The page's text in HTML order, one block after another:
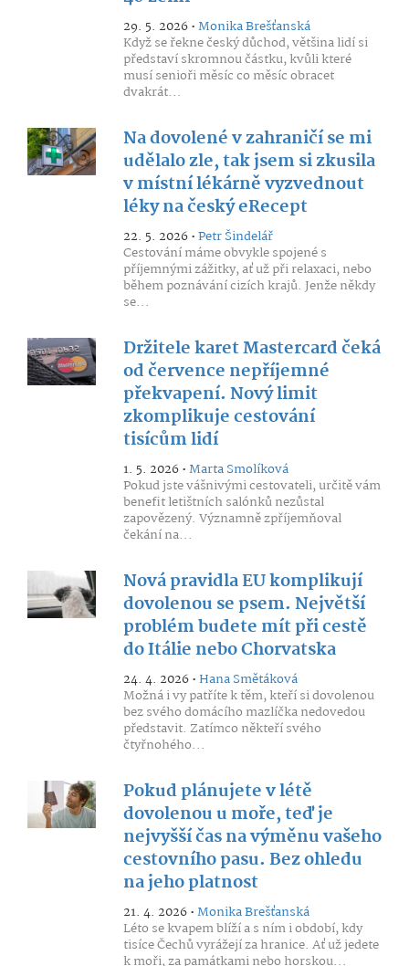
29. 5. 2026 •Monika Brešťanská
Když se řekne český důchod, většina lidí si
představí skromnou částku, kvůli které
musí senioři měsíc co měsíc obracet
dvakrát...
Na dovolené v zahraničí se mi
udělalo zle, tak jsem si zkusila
v místní lékárně vyzvednout
léky na český eRecept
22. 5. 2026 •Petr Šindelář
Cestování máme obvykle spojené s
příjemnými zážitky, ať už při relaxaci, nebo
během poznávání cizích krajů. Jenže někdy
se...
Držitele karet Mastercard čeká
od července nepříjemné
překvapení. Nový limit
zkomplikuje cestování
tisícům lidí
1. 5. 2026 •Marta Smolíková
Pokud jste vášnivými cestovateli, určitě vám
benefit letištních salónků nezůstal
zapovězený. Významně zpříjemňoval
čekání na...
Nová pravidla EU komplikují
dovolenou se psem. Největší
problém budete mít při cestě
do Itálie nebo Chorvatska
24. 4. 2026 •Hana Smětáková
Možná i vy patříte k těm, kteří si dovolenou
bez svého domácího mazlíčka nedovedou
představit. Zatímco někteří svého
čtyřnohého...
Pokud plánujete v létě
dovolenou u moře, teď je
nejvyšší čas na výměnu vašeho
cestovního pasu. Bez ohledu
na jeho platnost
21. 4. 2026 •Monika Brešťanská
Léto se kvapem blíží a s ním i období, kdy
tisíce Čechů vyrážejí za hranice. Ať už jedete
k moři, za památkami nebo horskou...